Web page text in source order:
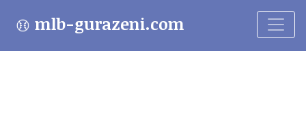
mlb-gurazeni.com